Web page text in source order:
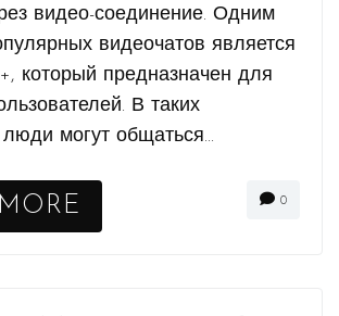
видео-соединение. Одним
видеочатов является
который предназначен для
В таких
могут общаться...
0